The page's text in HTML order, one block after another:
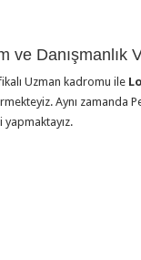
ve Danışmanlık
Uzman kadromu ile
Aynı zamanda
yapmaktayız.